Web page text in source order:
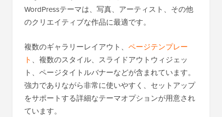
WordPressテーマは、写真、アーティスト、その他
のクリエイティブな作品に最適です。
複数のギャラリーレイアウト、 ページテンプレー
ト 、複数のスタイル、スライドアウトウィジェッ
ト、ページタイトルバナーなどが含まれています。
強力でありながら非常に使いやすく、セットアップ
をサポートする詳細なテーマオプションが用意され
ています。